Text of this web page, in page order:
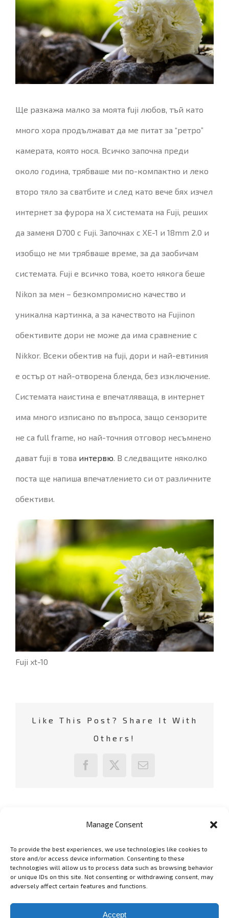
Manage Consent
To provide the best experiences, we use technologies like cookies to
store and/or access device information. Consenting to these
technologies will allow us to process data such as browsing behavior
or unique IDs on this site. Not consenting or withdrawing consent, may
adversely affect certain features and functions.
Accept
Ще разкажа малко за моята fuji любов, тъй като
много хора продължават да ме питат за “ретро”
камерата, която нося. Всичко започна преди
около година, трябваше ми по-компактно и леко
второ тяло за сватбите и след като вече бях изчел
интернет за фурора на X системата на Fuji, реших
да заменя D700 с Fuji. Започнах с XE-1 и 18mm 2.0 и
изобщо не ми трябваше време, за да заобичам
системата. Fuji е всичко това, което някога беше
Nikon за мен – безкомпромисно качество и
уникална картинка, а за качеството на Fujinon
обективите дори не може да има сравнение с
Nikkor. Всеки обектив на fuji, дори и най-евтиния
е остър от най-отворена бленда, без изключение.
Системата наистина е впечатляваща, в интернет
има много изписано по въпроса, защо сензорите
не са full frame, но най-точния отговор несъмнено
дават fuji в това интервю . В следващите няколко
поста ще напиша впечатлението си от различните
обективи.
Fuji xt-10
Like This Post? Share It With
Others!
Facebook
X Email
GET SOCIAL